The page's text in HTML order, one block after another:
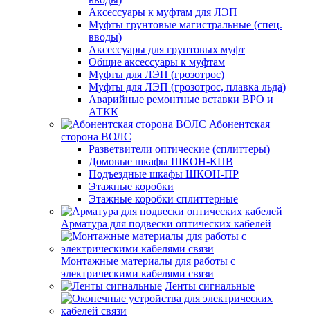
Аксессуары к муфтам для ЛЭП
Муфты грунтовые магистральные (спец.
вводы)
Аксессуары для грунтовых муфт
Общие аксессуары к муфтам
Муфты для ЛЭП (грозотрос)
Муфты для ЛЭП (грозотрос, плавка льда)
Аварийные ремонтные вставки ВРО и
АТКК
Абонентская
сторона ВОЛС
Разветвители оптические (сплиттеры)
Домовые шкафы ШКОН-КПВ
Подъездные шкафы ШКОН-ПР
Этажные коробки
Этажные коробки сплиттерные
Арматура для подвески оптических кабелей
Монтажные материалы для работы с
электрическими кабелями связи
Ленты сигнальные